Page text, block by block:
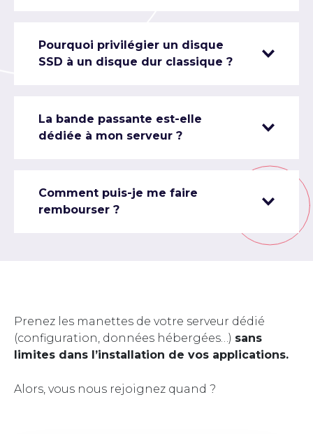
Pourquoi privilégier un disque
SSD à un disque dur classique ?
La bande passante est-elle
dédiée à mon serveur ?
Comment puis-je me faire
rembourser ?
Prenez les manettes de votre serveur dédié
(configuration, données hébergées…) sans
limites dans l’installation de vos applications.
Alors, vous nous rejoignez quand ?